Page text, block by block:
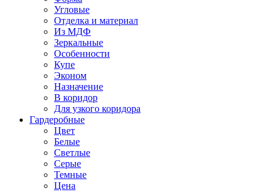
Угловые
Отделка и материал
Из МДФ
Зеркальные
Особенности
Купе
Эконом
Назначение
В коридор
Для узкого коридора
Гардеробные
Цвет
Белые
Светлые
Серые
Темные
Цена